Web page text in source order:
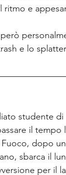
e
e lo
studente
il
dopo
sbarca il
per il